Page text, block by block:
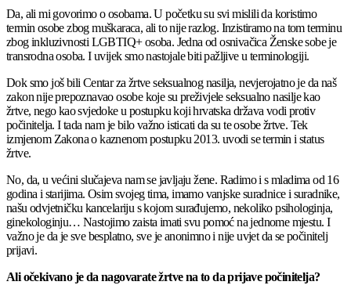
Da, ali mi govorimo o osobama. U početku su svi mislili da koristimo
termin osobe zbog muškaraca, ali to nije razlog. Inzistiramo na tom terminu
zbog inkluzivnosti LGBTIQ+ osoba. Jedna od osnivačica Ženske sobe je
transrodna osoba. I uvijek smo nastojale biti pažljive u terminologiji.
Dok smo još bili Centar za žrtve seksualnog nasilja, nevjerojatno je da naš
zakon nije prepoznavao osobe koje su preživjele seksualno nasilje kao
žrtve, nego kao svjedoke u postupku koji hrvatska država vodi protiv
počinitelja. I tada nam je bilo važno isticati da su te osobe žrtve. Tek
izmjenom Zakona o kaznenom postupku 2013. uvodi se termin i status
žrtve.
No, da, u većini slučajeva nam se javljaju žene. Radimo i s mladima od 16
godina i starijima. Osim svojeg tima, imamo vanjske suradnice i suradnike,
našu odvjetničku kancelariju s kojom surađujemo, nekoliko psihologinja,
ginekologinju… Nastojimo zaista imati svu pomoć na jednome mjestu. I
važno je da je sve besplatno, sve je anonimno i nije uvjet da se počinitelj
prijavi.
Ali očekivano je da nagovarate žrtve na to da prijave počinitelja?